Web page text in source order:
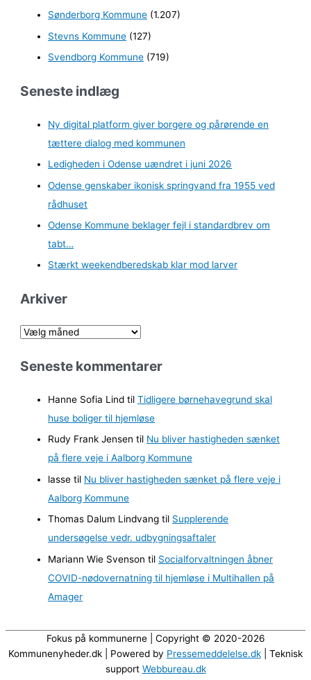
Sønderborg Kommune (1.207)
Stevns Kommune (127)
Svendborg Kommune (719)
Seneste indlæg
Ny digital platform giver borgere og pårørende en
tættere dialog med kommunen
Ledigheden i Odense uændret i juni 2026
Odense genskaber ikonisk springvand fra 1955 ved
rådhuset
Odense Kommune beklager fejl i standardbrev om
tabt…
Stærkt weekendberedskab klar mod larver
Arkiver
A
k
Seneste kommentarer
Hanne Sofia Lind tilTidligere børnehavegrund skal
huse boliger til hjemløse
Rudy Frank Jensen til Nu bliver hastigheden sænket
på flere veje i Aalborg Kommune
lasse til Nu bliver hastigheden sænket på flere veje i
Aalborg Kommune
Thomas Dalum Lindvang til Supplerende
undersøgelse vedr. udbygningsaftaler
Mariann Wie Svenson til Socialforvaltningen åbner
COVID-nødovernatning til hjemløse i Multihallen på
Amager
Fokus på kommunerne | Copyright © 2020-2026
Kommunenyheder.dk | Powered by Pressemeddelelse.dk | Teknisk
support Webbureau.dk